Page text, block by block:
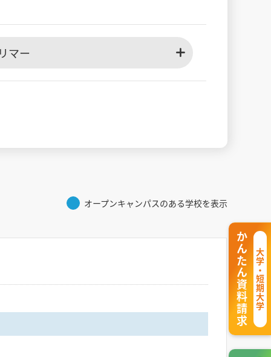
マー
オープンキャンパスのある学校を表示
大学・短期大学
かんたん資料請求